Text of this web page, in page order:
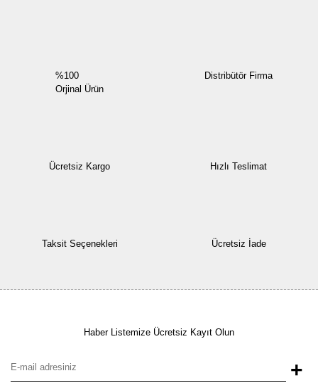
%100
Orjinal Ürün
Distribütör Firma
Ücretsiz Kargo Hızlı Teslimat
Taksit Seçenekleri Ücretsiz İade
Haber Listemize Ücretsiz Kayıt Olun
+